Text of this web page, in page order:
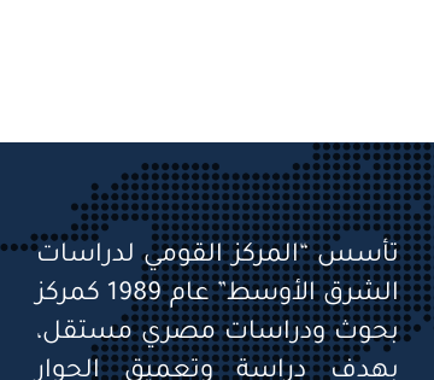
تأسس “المركز القومي لدراسات
الشرق الأوسط” عام 1989 كمركز
بحوث ودراسات مصري مستقل،
بهدف دراسة وتعميق الحوار